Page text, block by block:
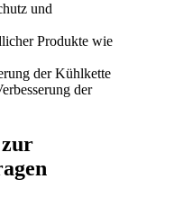
und
Produkte wie
der Kühlkette
der